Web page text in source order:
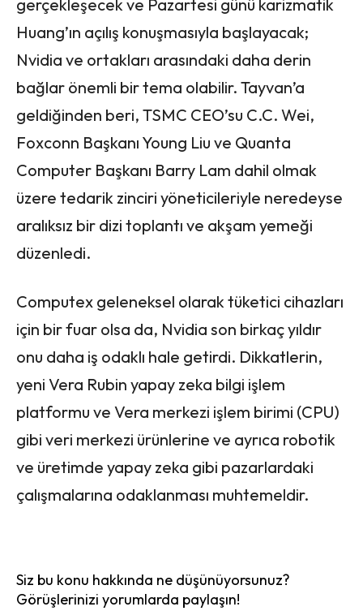
gerçekleşecek ve Pazartesi günü karizmatik
Huang’ın açılış konuşmasıyla başlayacak;
Nvidia ve ortakları arasındaki daha derin
bağlar önemli bir tema olabilir. Tayvan’a
geldiğinden beri, TSMC CEO’su C.C. Wei,
Foxconn Başkanı Young Liu ve Quanta
Computer Başkanı Barry Lam dahil olmak
üzere tedarik zinciri yöneticileriyle neredeyse
aralıksız bir dizi toplantı ve akşam yemeği
düzenledi.
Computex geleneksel olarak tüketici cihazları
için bir fuar olsa da, Nvidia son birkaç yıldır
onu daha iş odaklı hale getirdi. Dikkatlerin,
yeni Vera Rubin yapay zeka bilgi işlem
platformu ve Vera merkezi işlem birimi (CPU)
gibi veri merkezi ürünlerine ve ayrıca robotik
ve üretimde yapay zeka gibi pazarlardaki
çalışmalarına odaklanması muhtemeldir.
Siz bu konu hakkında ne düşünüyorsunuz?
Görüşlerinizi yorumlarda paylaşın!